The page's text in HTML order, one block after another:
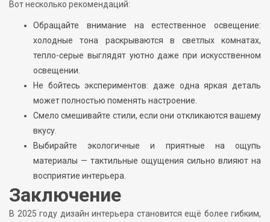
Вот несколько рекомендаций:
Обращайте внимание на естественное освещение:
холодные тона раскрываются в светлых комнатах,
тепло-серые выглядят уютно даже при искусственном
освещении.
Не бойтесь экспериментов: даже одна яркая деталь
может полностью поменять настроение.
Смело смешивайте стили, если они откликаются вашему
вкусу.
Выбирайте экологичные и приятные на ощупь
материалы — тактильные ощущения сильно влияют на
восприятие интерьера.
Заключение
В 2025 году дизайн интерьера становится ещё более гибким,